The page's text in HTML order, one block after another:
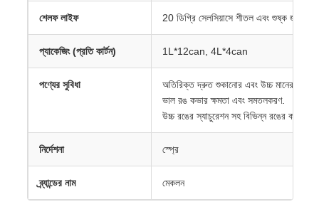
শেলফ লাইফ 20 ডিগ্রি সেলসিয়াসে শীতল এবং শুষ্ক
প্যাকেজিং (প্রতি কার্টন) 1L*12can, 4L*4can
পণ্যের সুবিধা
অতিরিক্ত দ্রুত শুকানোর এবং উচ্চ মানের
ভাল রঙ কভার ক্ষমতা এবং সমতলকরণ.
উচ্চ রঙের স্যাচুরেশন সহ বিভিন্ন রঙের কভার
নির্দেশনা স্প্রে
ব্র্যান্ডের নাম মেকলন